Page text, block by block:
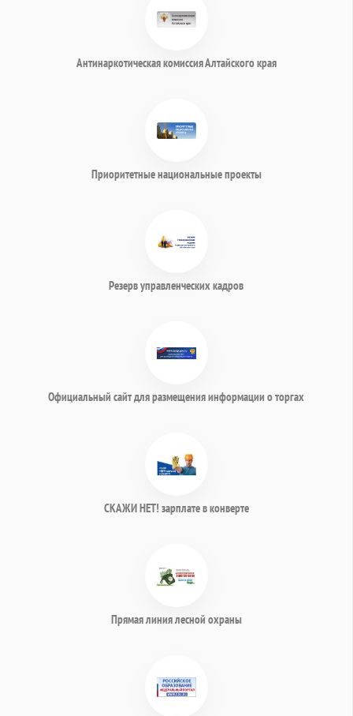
Антинаркотическая комиссия Алтайского края
Приоритетные национальные проекты
Резерв управленческих кадров
Официальный сайт для размещения информации о торгах
СКАЖИ НЕТ! зарплате в конверте
Прямая линия лесной охраны